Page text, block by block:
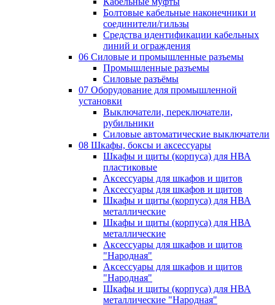
Болтовые кабельные наконечники и
соединители/гильзы
Средства идентификации кабельных
линий и ограждения
06 Силовые и промышленные разъемы
Промышленные разъемы
Силовые разъёмы
07 Оборудование для промышленной
установки
Выключатели, переключатели,
рубильники
Силовые автоматические выключатели
08 Шкафы, боксы и аксессуары
Шкафы и щиты (корпуса) для НВА
пластиковые
Аксессуары для шкафов и щитов
Аксессуары для шкафов и щитов
Шкафы и щиты (корпуса) для НВА
металлические
Шкафы и щиты (корпуса) для НВА
металлические
Аксессуары для шкафов и щитов
"Народная"
Аксессуары для шкафов и щитов
"Народная"
Шкафы и щиты (корпуса) для НВА
металлические "Народная"